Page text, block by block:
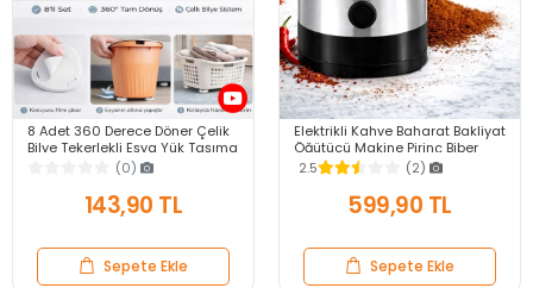
8 Adet 360 Derece Döner Çelik
Bilye Tekerlekli Eşya Yük Taşıma
Yapışkanlı Eşya Kaydırma
(0)
143,90 TL
Sepete Ekle
Elektrikli Kahve Baharat Bakliyat
Öğütücü Makine Pirinç Biber
Tahıl Öğütücü Değirmen Gıda
Öğütücü
2.5 (2)
599,90 TL
Sepete Ekle